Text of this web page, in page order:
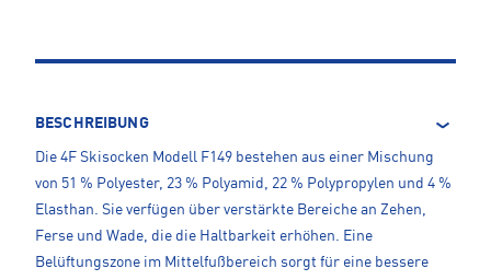
BESCHREIBUNG
Die 4F Skisocken Modell F149 bestehen aus einer Mischung
von 51 % Polyester, 23 % Polyamid, 22 % Polypropylen und 4 %
Elasthan. Sie verfügen über verstärkte Bereiche an Zehen,
Ferse und Wade, die die Haltbarkeit erhöhen. Eine
Belüftungszone im Mittelfußbereich sorgt für eine bessere